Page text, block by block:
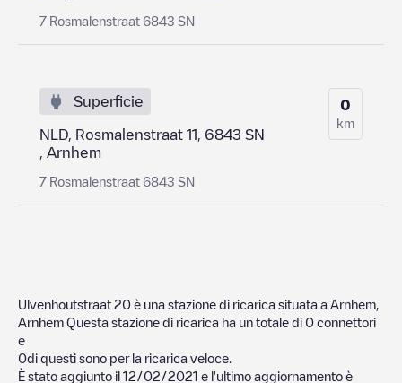
7 Rosmalenstraat 6843 SN
Superficie
NLD, Rosmalenstraat 11, 6843 SN
, Arnhem
7 Rosmalenstraat 6843 SN
0
km
Ulvenhoutstraat 20 è una stazione di ricarica situata a Arnhem
Arnhem Questa stazione di ricarica ha un totale di 0 connettori
e
0di questi sono per la ricarica veloce.
È stato aggiunto il 12/02/2021 e l'ultimo aggiornamento è